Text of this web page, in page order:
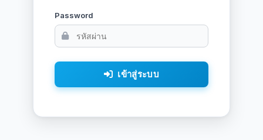
Password
เข้าสู่ระบบ